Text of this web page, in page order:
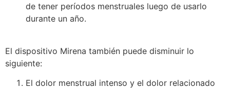
de tener períodos menstruales luego de usarlo
durante un año.
El dispositivo Mirena también puede disminuir lo
siguiente:
El dolor menstrual intenso y el dolor relacionado